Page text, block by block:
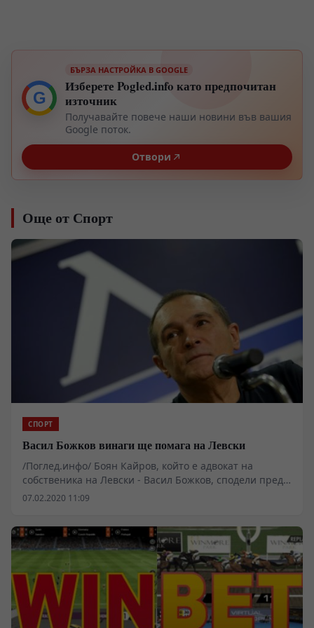
G
БЪРЗА НАСТРОЙКА В GOOGLE
Изберете Pogled.info като предпочитан
източник
Получавайте повече наши новини във вашия
Google поток.
Отвори
Още от Спорт
СПОРТ
Васил Божков винаги ще помага на Левски
/Поглед.инфо/ Боян Кайров, който е адвокат на
собственика на Левски - Васил Божков, сподели пред
колегите от "Гонг", че в личен разговор с клиента му,
07.02.2020 11:09